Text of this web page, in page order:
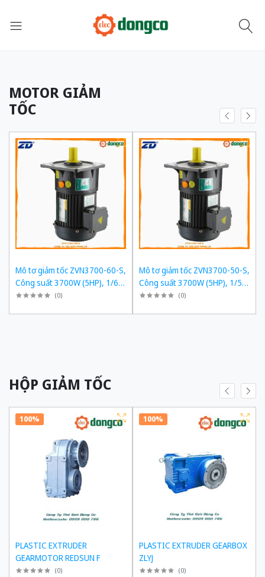
MOTOR GIẢM
TỐC
Mô tơ giảm tốc ZVN3700-60-S,
Công suất 3700W (5HP), 1/60,
Chân đế
(0)
Mô tơ giảm tốc ZVN3700-50-S,
Công suất 3700W (5HP), 1/50,
Chân đế
(0)
HỘP GIẢM TỐC
100%
PLASTIC EXTRUDER
GEARMOTOR REDSUN F
(0)
100%
PLASTIC EXTRUDER GEARBOX
ZLYJ
(0)